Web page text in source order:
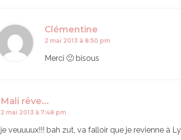
Clémentine
2 mai 2013 à 8:50 pm
Merci 🙂 bisous
Mali rêve...
2 mai 2013 à 7:48 pm
je veuuuux!!! bah zut, va falloir que je revienne à